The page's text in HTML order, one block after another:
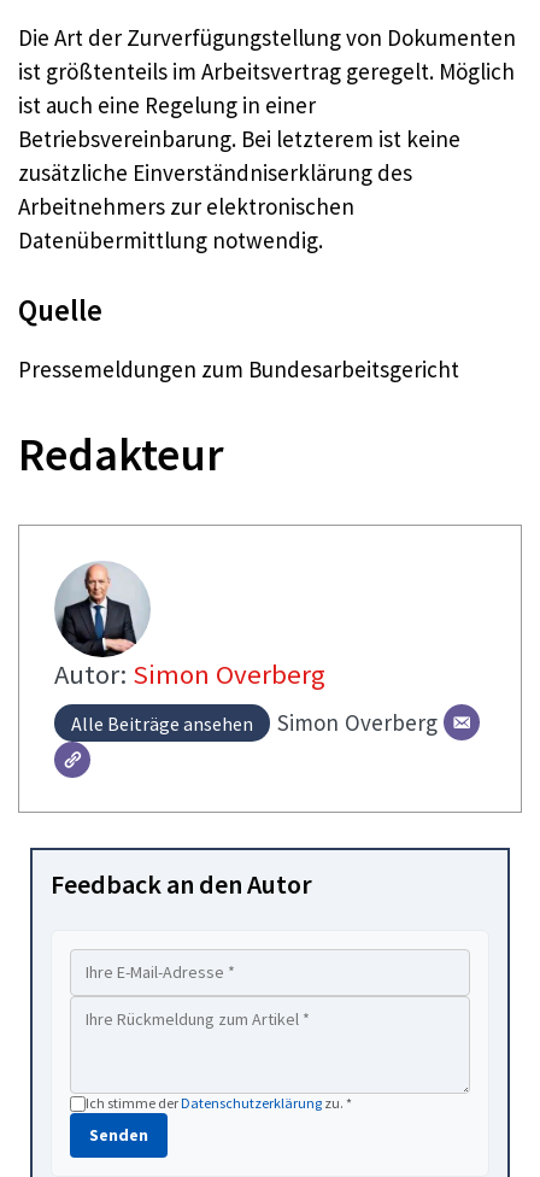
Die Art der Zurverfügungstellung von Dokumenten
ist größtenteils im Arbeitsvertrag geregelt. Möglich
ist auch eine Regelung in einer
Betriebsvereinbarung. Bei letzterem ist keine
zusätzliche Einverständniserklärung des
Arbeitnehmers zur elektronischen
Datenübermittlung notwendig.
Quelle
Pressemeldungen zum Bundesarbeitsgericht
Redakteur
Autor: Simon Overberg
Alle Beiträge ansehen Simon Overberg
Feedback an den Autor
Ich stimme derDatenschutzerklärung zu. *
Senden